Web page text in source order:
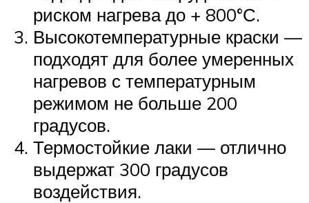
риском нагрева до + 800°С.
Высокотемпературные краски —
подходят для более умеренных
нагревов с температурным
режимом не больше 200
градусов.
Термостойкие лаки — отлично
выдержат 300 градусов
воздействия.